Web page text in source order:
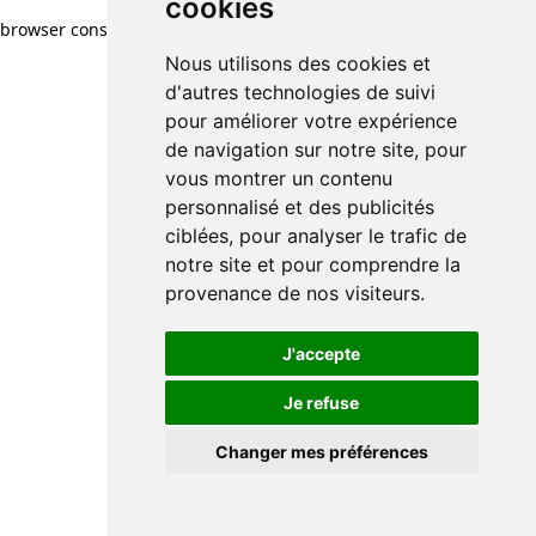
cookies
Nous utilisons des cookies et
d'autres technologies de suivi
pour améliorer votre expérience
de navigation sur notre site, pour
vous montrer un contenu
personnalisé et des publicités
ciblées, pour analyser le trafic de
notre site et pour comprendre la
provenance de nos visiteurs.
J'accepte
Je refuse
Changer mes préférences
browser console for more information)